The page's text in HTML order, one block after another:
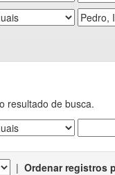
resultado de busca.
| Ordenar registros